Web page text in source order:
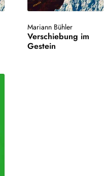
Mariann Bühler
Verschiebung im
Gestein